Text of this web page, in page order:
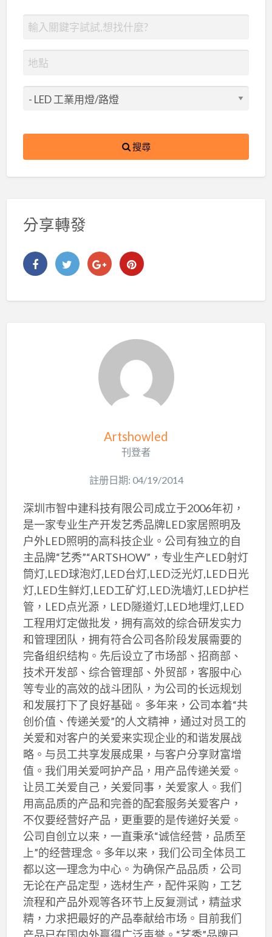
搜尋
分享轉發
Artshowled
刊登者
註册日期: 04/19/2014
深圳市智中建科技有限公司成立于2006年初，
是一家专业生产开发艺秀品牌LED家居照明及
户外LED照明的高科技企业。公司有独立的自
主品牌“艺秀”“ARTSHOW”，专业生产LED射灯
筒灯,LED球泡灯,LED台灯,LED泛光灯,LED日光
灯,LED生鲜灯,LED工矿灯,LED洗墙灯,LED护栏
管，LED点光源，LED隧道灯,LED地埋灯,LED
工程用灯定做批发，拥有高效的综合研发实力
和管理团队，拥有符合公司各阶段发展需要的
完备组织结构。先后设立了市场部、招商部、
技术开发部、综合管理部、外贸部，客服中心
等专业的高效的战斗团队，为公司的长远规划
和发展打下了良好基础。 多年来，公司本着“共
创价值、传递关爱”的人文精神，通过对员工的
关爱和对客户的关爱来实现企业的和谐发展战
略。与员工共享发展成果，与客户分享财富增
值。我们用关爱呵护产品，用产品传递关爱。
让员工关爱自己，关爱同事，关爱家人。我们
用高品质的产品和完善的配套服务关爱客户，
不仅要经营好产品，更重要的是传递好关爱。
公司自创立以来，一直秉承“诚信经营，品质至
上”的经营理念。多年以来，我们公司全体员工
都以这一理念为中心。为确保产品品质，公司
无论在产品定型，选材生产，配件采购，工艺
流程和产品外观等各环节上反复测试，精益求
精，力求把最好的产品奉献给市场。目前我们